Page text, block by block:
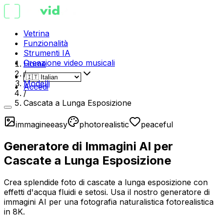
Vetrina
Funzionalità
Strumenti IA
Creazione video musicali
Accedi
Home
/
Modelli
/
Cascata a Lunga Esposizione
immagineeasy photorealistic peaceful
Generatore di Immagini AI per
Cascate a Lunga Esposizione
Crea splendide foto di cascate a lunga esposizione con
effetti d'acqua fluidi e setosi. Usa il nostro generatore di
immagini AI per una fotografia naturalistica fotorealistica
in 8K.